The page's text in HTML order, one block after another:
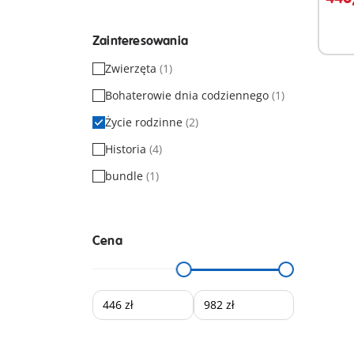
Zainteresowania
Zwierzęta (1)
Bohaterowie dnia codziennego (1)
Życie rodzinne (2)
Historia (4)
bundle (1)
Cena